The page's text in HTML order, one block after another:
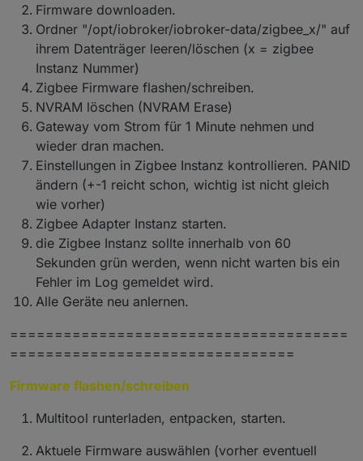
Firmware downloaden.
Ordner "/opt/iobroker/iobroker-data/zigbee_x/" auf
ihrem Datenträger leeren/löschen (x = zigbee
Instanz Nummer)
Zigbee Firmware flashen/schreiben.
NVRAM löschen (NVRAM Erase)
Gateway vom Strom für 1 Minute nehmen und
wieder dran machen.
Einstellungen in Zigbee Instanz kontrollieren. PANID
ändern (+-1 reicht schon, wichtig ist nicht gleich
wie vorher)
Zigbee Adapter Instanz starten.
die Zigbee Instanz sollte innerhalb von 60
Sekunden grün werden, wenn nicht warten bis ein
Fehler im Log gemeldet wird.
Alle Geräte neu anlernen.
======================================
================================
Firmware flashen/schreiben
Multitool runterladen, entpacken, starten.
Aktuele Firmware auswählen (vorher eventuell